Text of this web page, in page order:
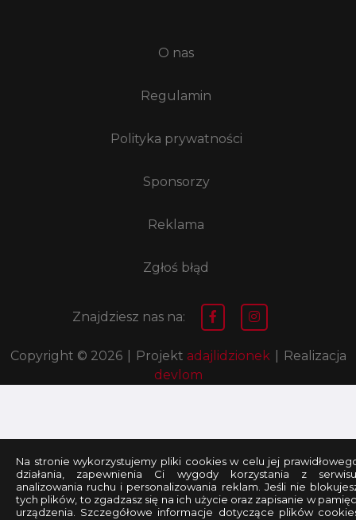
O nas
Regulamin
Polityka prywatności
Sponsorzy
Reklama
Zgłoś błąd
Znajdziesz nas na:
Copyright © 2026 Projekt adajlidzionek
Realizacja
devlom
Na stronie wykorzystujemy pliki cookies w celu jej
działania, zapewnienia Ci wygody korzystania z
analizowania ruchu i personalizowania reklam. Jeśli nie
tych plików, to zgadzasz się na ich użycie oraz zapisanie w
urządzenia. Szczegółowe informacje dotyczące plików